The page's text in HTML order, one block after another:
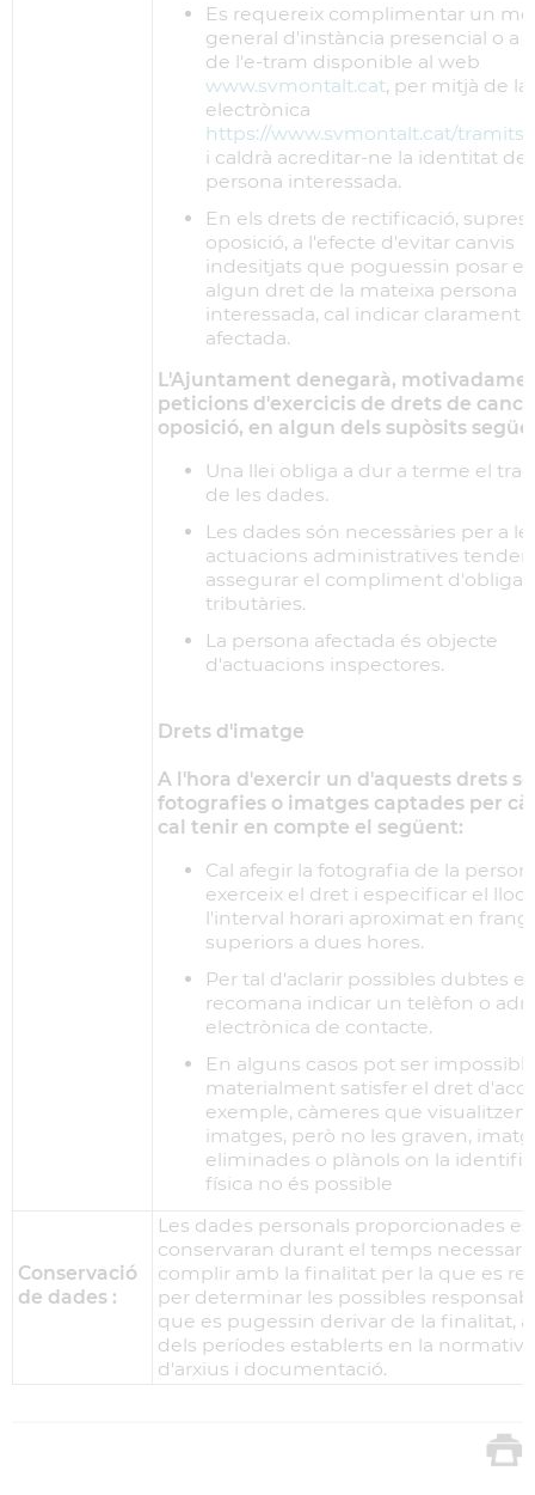
Es requereix complimentar un
general d'instància presencial o a
de l'e-tram disponible al web
www.svmontalt.cat, per mitjà de la
electrònica
https://www.svmontalt.cat/
i caldrà acreditar-ne la identitat de
persona interessada.
En els drets de rectificació,
oposició, a l'efecte d'evitar canvis
indesitjats que poguessin posar
algun dret de la mateixa persona
interessada, cal indicar clarament
afectada.
L'Ajuntament denegarà,
peticions d'exercicis de drets de
oposició, en algun dels supòsits
Una llei obliga a dur a terme el
de les dades.
Les dades són necessàries per a
actuacions administratives
assegurar el compliment
tributàries.
La persona afectada és objecte
d'actuacions inspectores.
Drets d'imatge
A l'hora d'exercir un d'aquests drets
fotografies o imatges captades per
cal tenir en compte el següent:
Cal afegir la fotografia de la
exerceix el dret i especificar el lloc,
l'interval horari aproximat en
superiors a dues hores.
Per tal d'aclarir possibles dubtes es
recomana indicar un telèfon o
electrònica de contacte.
En alguns casos pot ser
materialment satisfer el dret
exemple, càmeres que visualitzen
imatges, però no les graven,
eliminades o plànols on la
física no és possible
Conservació
de dades :
Les dades personals proporcionades es
conservaran durant el temps necessari
complir amb la finalitat per la que es
per determinar les possibles
que es pugessin derivar de la finalitat,
dels períodes establerts en la normativa
d'arxius i documentació.